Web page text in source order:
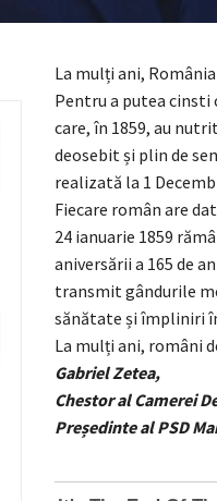
La mulți ani,
Pentru a putea cinsti
care, în 1859, au
deosebit și plin de
realizată la 1
Fiecare român are
24 ianuarie 1859
aniversării a 165 de
transmit gândurile
sănătate și împliniri
La mulți ani, români
Gabriel Zetea,
Chestor al Camerei
Președinte al PSD